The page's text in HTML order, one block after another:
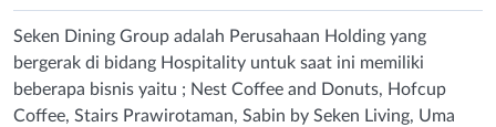
Seken Dining Group adalah Perusahaan Holding yang
bergerak di bidang Hospitality untuk saat ini memiliki
beberapa bisnis yaitu ; Nest Coffee and Donuts, Hofcup
Coffee, Stairs Prawirotaman, Sabin by Seken Living, Uma